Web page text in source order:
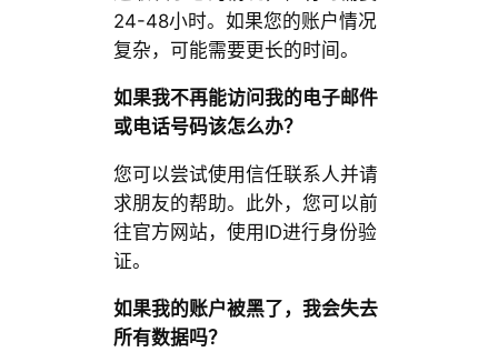
24-48小时。如果您的账户情况
复杂，可能需要更长的时间。
如果我不再能访问我的电子邮件
或电话号码该怎么办？
您可以尝试使用信任联系人并请
求朋友的帮助。此外，您可以前
往官方网站，使用ID进行身份验
证。
如果我的账户被黑了，我会失去
所有数据吗？